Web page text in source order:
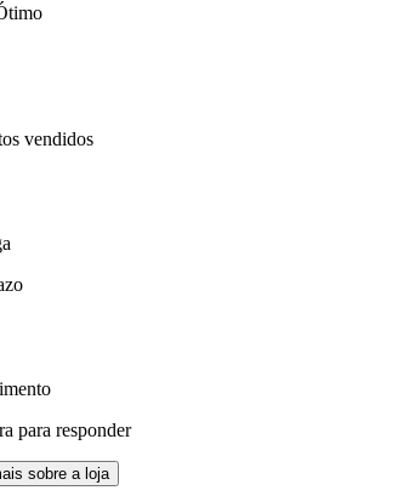
vendidos
para responder
sobre a loja